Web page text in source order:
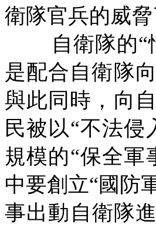
衛隊官兵的威脅
自衛隊的“
是配合自衛隊
與此同時，向
民被以“不法侵
規模的“保全軍
中要創立“國防
事出動自衛隊